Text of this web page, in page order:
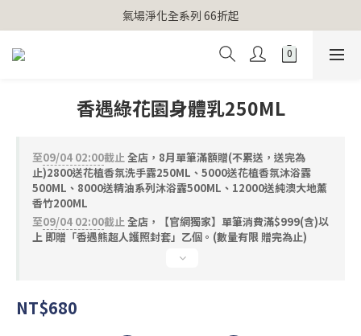
【官網獨家】首次消費 不限金額 即送 香遇熊超人行李吊牌
氣場淨化全系列 66折起
【官網獨家】首次消費 不限金額 即送 香遇熊超人行李吊牌
香遇綠花園身體乳250ML
至09/04 02:00截止全店，8月單筆滿額贈(不累送，送完為
止)2800送花植香氛洗手露250ML、5000送花植香氛沐浴露
500ML、8000送精油系列沐浴露500ML、12000送純澳大地薰
香竹200ML
至09/04 02:00截止全店，【官網獨家】單筆消費滿$999(含)以
上 即贈「香遇熊超人護照封套」乙個。(數量有限 贈完為止)
NT$680